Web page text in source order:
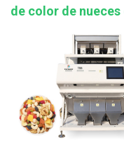
de color de nueces